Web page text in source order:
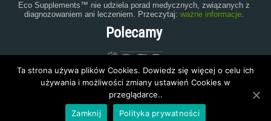
Eco Supplements™ nie udziela porad medycznych, związanych z
diagnozowaniem ani leczeniem. Przeczytaj:ważne informacje.
Polecamy
eco-supplements.com2015 | All Rights Reserved.
Ta strona używa plików Cookies. Dowiedz się więcej o celu ich
używania i możliwości zmiany ustawień Cookies w
przeglądarce..
Zamknij
Polityka prywatności